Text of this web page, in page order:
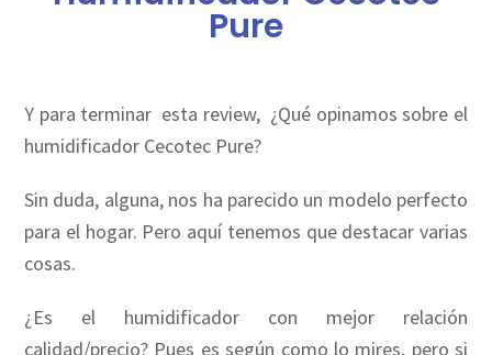
Pure
Y para terminar esta review, ¿Qué opinamos sobre el
humidificador Cecotec Pure?
Sin duda, alguna, nos ha parecido un modelo perfecto
para el hogar. Pero aquí tenemos que destacar varias
cosas.
¿Es el humidificador con mejor relación
calidad/precio? Pues es según como lo mires, pero si